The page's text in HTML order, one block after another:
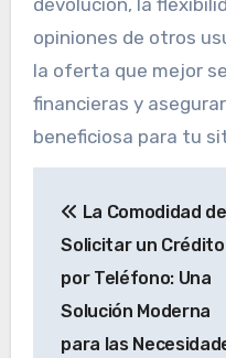
opiniones de otros
la oferta que mejor
financieras y
beneficiosa para tu
de
entradas
La Comodidad de
Solicitar un Crédito
por Teléfono: Una
Solución Moderna
para las